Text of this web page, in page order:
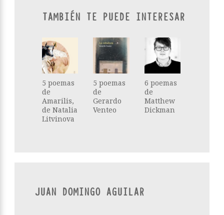
TAMBIÉN TE PUEDE INTERESAR
5 poemas
de
Amarilis,
de Natalia
Litvinova
5 poemas
de
Gerardo
Venteo
6 poemas
de
Matthew
Dickman
JUAN DOMINGO AGUILAR